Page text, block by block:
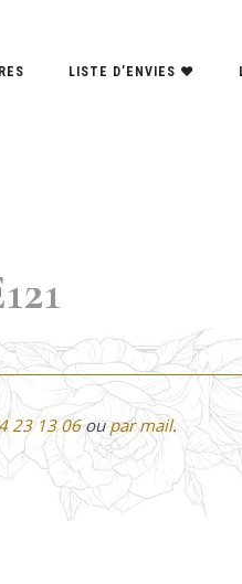
LISTE D’ENVIES ♥
23 13 06oupar mail.